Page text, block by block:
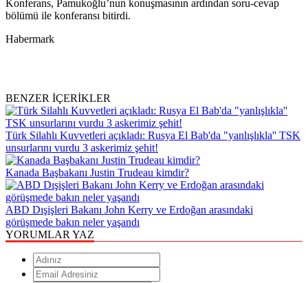
Konferans, Pamukoğlu’nun konuşmasının ardından soru-cevap
bölümü ile konferansı bitirdi.
Habermark
BENZER İÇERİKLER
Türk Silahlı Kuvvetleri açıkladı: Rusya El Bab'da "yanlışlıkla'' TSK
unsurlarını vurdu 3 askerimiz şehit!
Kanada Başbakanı Justin Trudeau kimdir?
ABD Dışişleri Bakanı John Kerry ve Erdoğan arasındaki
görüşmede bakın neler yaşandı
YORUMLAR YAZ